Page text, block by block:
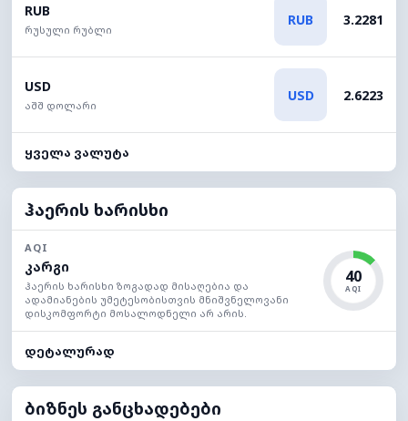
RUB
რუსული რუბლი
RUB 3.2281
USD
აშშ დოლარი
USD 2.6223
ყველა ვალუტა
ჰაერის ხარისხი
AQI
კარგი
ჰაერის ხარისხი ზოგადად მისაღებია და
ადამიანების უმეტესობისთვის მნიშვნელოვანი
დისკომფორტი მოსალოდნელი არ არის.
40
AQI
დეტალურად
ბიზნეს განცხადებები